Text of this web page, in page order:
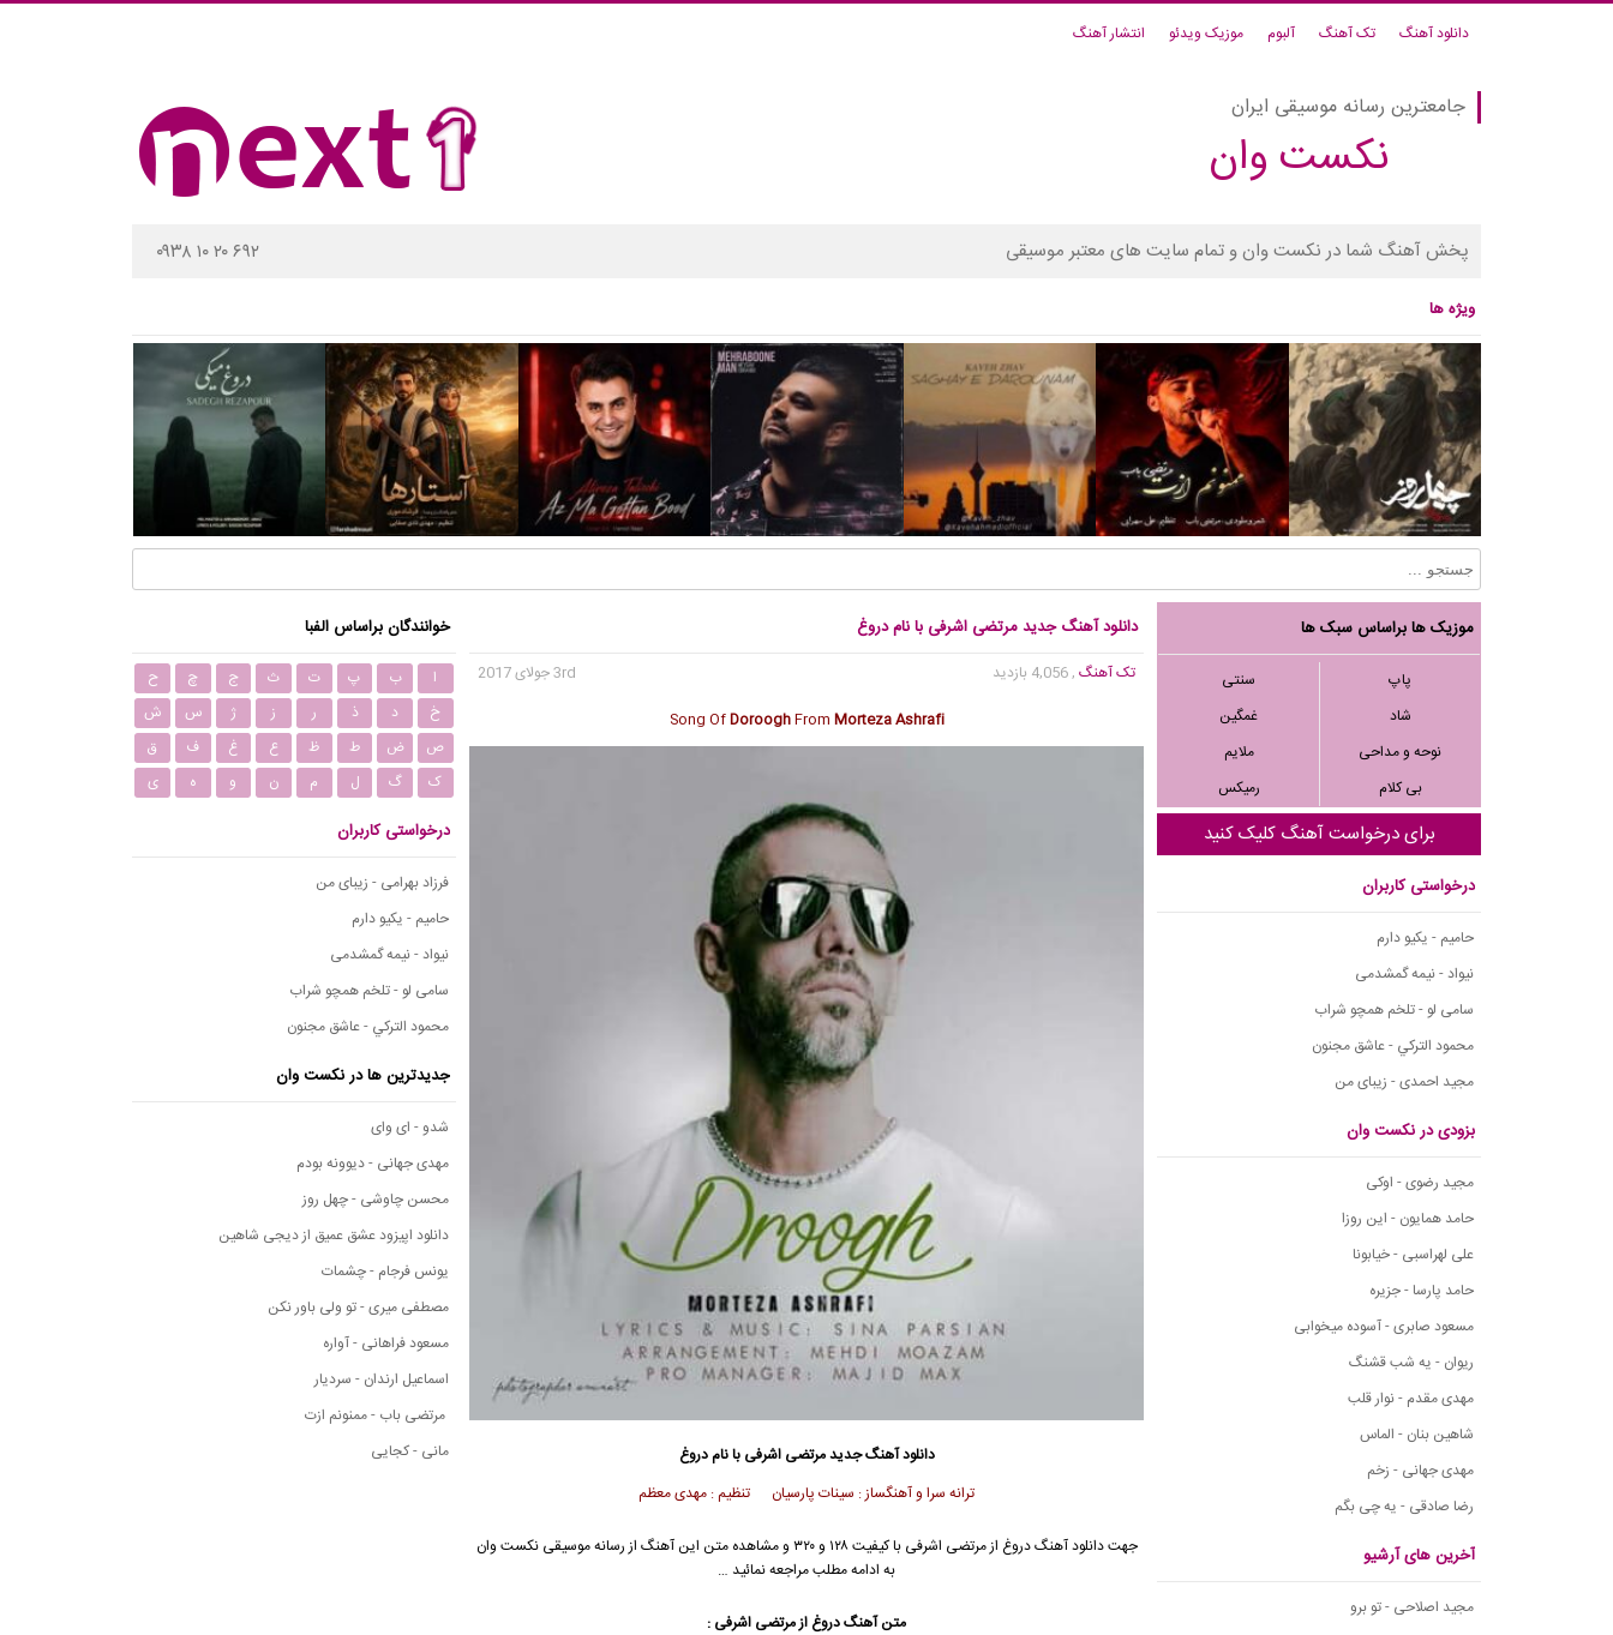
دانلود آهنگ تک آهنگ آلبوم موزیک ویدئو انتشار آهنگ
جامعترین رسانه موسیقی ایران
نکست وان
پخش آهنگ شما در نکست وان و تمام سایت های معتبر موسیقی ۰۹۳۸ ۱۰ ۲۰ ۶۹۲
ویژه ها
موزیک ها براساس سبک ها
پاپ
سنتی
شاد
غمگین
نوحه و مداحی
ملایم
بی کلام
رمیکس
برای درخواست آهنگ کلیک کنید
درخواستی کاربران
حامیم - یکیو دارم
نیواد - نیمه گمشدمی
سامی لو - تلخم همچو شراب
محمود التركي - عاشق مجنون
مجید احمدی - زیبای من
بزودی در نکست وان
مجید رضوی - اوکی
حامد همایون - این روزا
علی لهراسبی - خیابونا
حامد پارسا - جزیره
مسعود صابری - آسوده میخوابی
ریوان - یه شب قشنگ
مهدی مقدم - نوار قلب
شاهین بنان - الماس
مهدی جهانی - زخم
رضا صادقی - یه چی بگم
آخرین های آرشیو
مجید اصلاحی - تو برو
دانلود آهنگ جدید مرتضی اشرفی با نام دروغ
تک آهنگ, 4,056 بازدید
3rd جولای 2017
Song OfDorooghFrom Morteza Ashrafi
دانلود آهنگ جدیدمرتضی اشرفی با نام دروغ
ترانه سرا و آهنگساز : سینات پارسیان تنظیم : مهدی معظم
جهت دانلود آهنگ دروغ ازمرتضی اشرفی
با کیفیت ۱۲۸ و ۳۲۰ و مشاهده متن این آهنگ از رسانه موسیقی نکست وان
به ادامه مطلب مراجعه نمائید …
متن آهنگ دروغ ازمرتضی اشرفی :
خوانندگان براساس الفبا
ا ب پ ت ث ج چ
ح
خ
د ذ ر ز ژ س
ش
ص
ض ط ظ ع غ ف
ق
ک
گ ل م ن و ه ی
درخواستی کاربران
فرزاد بهرامی - زیبای من
حامیم - یکیو دارم
نیواد - نیمه گمشدمی
سامی لو - تلخم همچو شراب
محمود التركي - عاشق مجنون
جدیدترین ها در نکست وان
شدو - ای وای
مهدی جهانی - دیوونه بودم
محسن چاوشی - چهل روز
دانلود اپیزود عشق عمیق از دیجی شاهین
یونس فرجام - چشمات
مصطفی میری - تو ولی باور نکن
مسعود فراهانی - آواره
اسماعیل ارندان - سردیار
مرتضی باب - ممنونم ازت
مانی - کجایی